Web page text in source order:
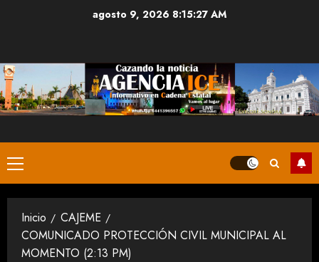
agosto 9, 2026 8:15:27 AM
Menú
principal
Inicio
CAJEME
COMUNICADO PROTECCIÓN CIVIL MUNICIPAL AL
MOMENTO (2:13 PM)